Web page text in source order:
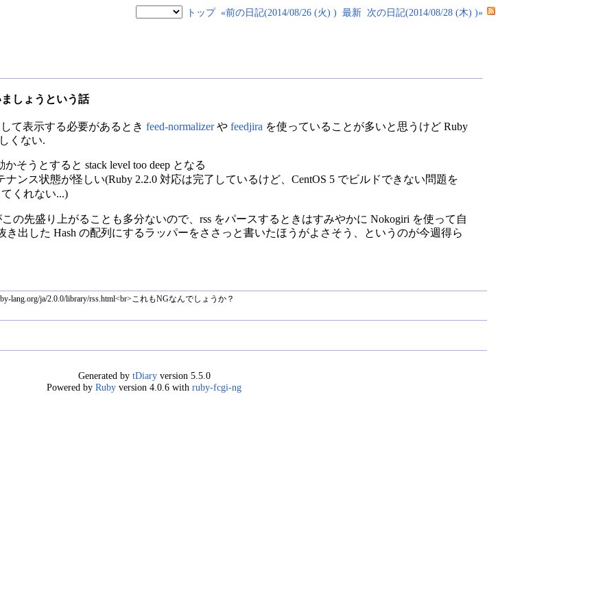
トップ «前の日記(2014/08/26 (火) ) 最新 次の日記(2014/08/28 (木) )»
しょうという話
て表示する必要があるとき feed-normalizerや feedjira を使っていることが多いと思うけど Ruby
くない.
かそうとすると stack level too deep となる
ナンス状態が怪しい(Ruby 2.2.0 対応は完了しているけど、CentOS 5 でビルドできない問題を
くれない...)
の先盛り上がることも多分ないので、rss をパースするときはすみやかに Nokogiri を使って自
出した Hash の配列にするラッパーをささっと書いたほうがよさそう、というのが今週得ら
lang.org/ja/2.0.0/library/rss.html<br>これもNGなんでしょうか？
Generated by tDiaryversion 5.5.0
Powered by Ruby version 4.0.6 with ruby-fcgi-ng